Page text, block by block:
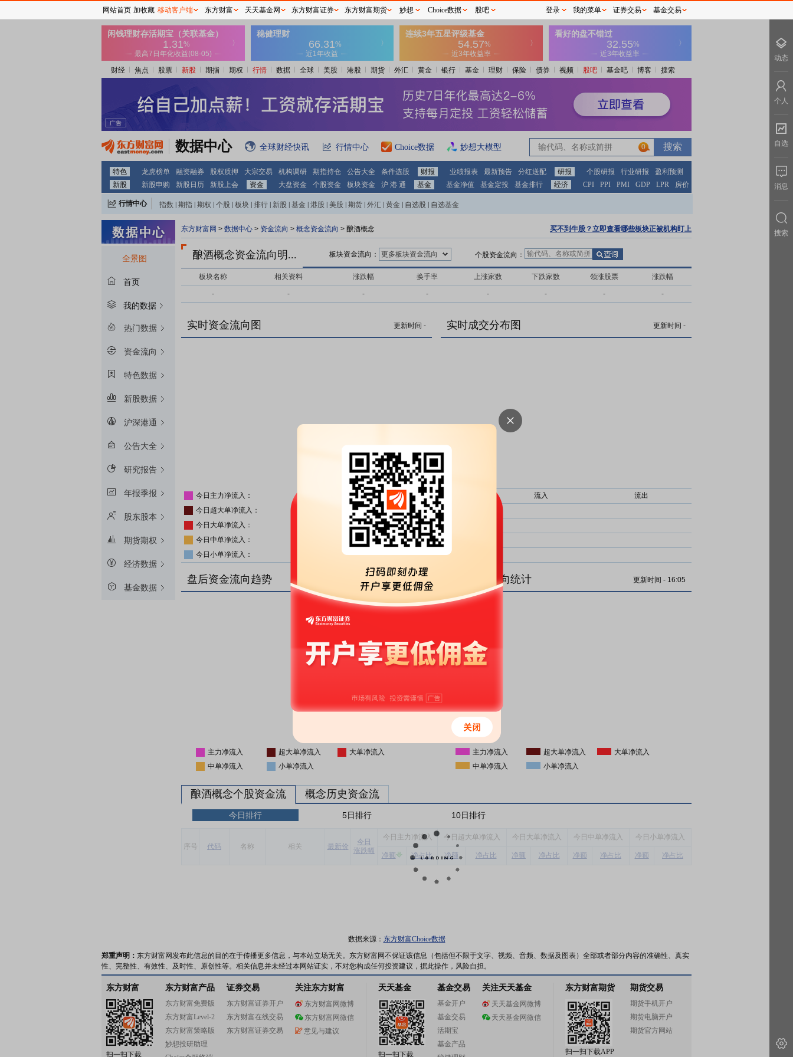
财经 焦点 股票 新股 期指 期权 行情 数据 全球 美股 港股 期货 外汇 黄金 银行 基金 理财 保险 债券 视频 股吧 基金吧 博客 搜索
数据中心 全球财经快讯 行情中心 Choice数据 妙想大模型 0
特色 龙虎榜单 融资融券 股权质押 大宗交易 机构调研 期指持仓 公告大全 条件选股 财报 业绩报表 最新预告 分红送配 研报 个股研报 行业研报
盈利预测
新股
新股申购 新股日历 新股上会 资金 大盘资金 个股资金 板块资金 沪 港 通 基金 基金净值 基金定投 基金排行 经济 CPI PPI PMI GDP LPR 房价
行情中心 指数 期指 期权 个股 板块 排行 新股 基金 港股 美股 期货 外汇 黄金 自选股 自选基金
全景图
首页
我的数据
热门数据
资金流向
特色数据
新股数据
沪深港通
公告大全
研究报告
年报季报
股东股本
期货期权
经济数据
基金数据
东方财富网 > 数据中心 > 资金流向 > 概念资金流向 > 酿酒概念 买不到牛股？立即查看哪些板块正被机构盯上
酿酒概念资金流向明... 板块资金流向： 更多板块资金流向 个股资金流向：
板块名称 相关资料 涨跌幅 换手率 上涨家数 下跌家数 领涨股票 涨跌幅
- - - - - - - -
实时资金流向图 更新时间 -
今日主力净流入：
主力净比：
今日超大单净流入：
超大单净比：
今日大单净流入：
大单净比：
今日中单净流入：
中单净比：
今日小单净流入：
小单净比：
实时成交分布图 更新时间 -
流入
流出
盘后资金流向趋势 更新时间 -16:05
主力净流入 超大单净流入
大单净流入
中单净流入
小单净流入
盘后资金流向统计 更新时间 - 16:05
主力净流入 超大单净流入
大单净流入
中单净流入
小单净流入
酿酒概念个股资金流 概念历史资金流
今日排行 5日排行 10日排行
序号 代码 名称 相关 最新价
今 日
涨跌幅
今 日主力净流入 今 日超大单净流入 今 日大单净流入 今 日中单净流入 今 日小单净流入
净额 净占比 净额 净占比 净额 净占比 净额 净占比 净额 净占比
数据来源： 东方财富Choice数据
郑重声明： 东方财富网发布此信息的目的在于传播更多信息，与本站立场无关。东方财富网不保证该信息（包括但不限于文字、视频、音频、数据及图表）全部或者部分内容的准确性、真实
性、完整性、有效性、及时性、原创性等。相关信息并未经过本网站证实，不对您构成任何投资建议，据此操作，风险自担。
东方财富
扫一扫下载
东方财富产品
东方财富免费版
东方财富Level-2
东方财富策略版
妙想投研助理
证券交易
东方财富证券开户
东方财富在线交易
东方财富证券交易
关注东方财富
东方财富网微博
东方财富网微信
意见与建议
天天基金
扫一扫下载
基金交易
基金开户
基金交易
活期宝
基金产品
关注天天基金
天天基金网微博
天天基金网微信
东方财富期货
扫一扫下载APP
期货交易
期货手机开户
期货电脑开户
期货官方网站
网站首页 加收藏 移动客户端 东方财富 天天基金网 东方财富证券 东方财富期货 妙想 Choice数据 股吧 登录 我的菜单 证券交易 基金交易
动态
个人
自选
消息
搜索